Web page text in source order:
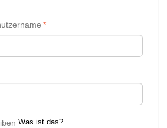
*
Was ist das?